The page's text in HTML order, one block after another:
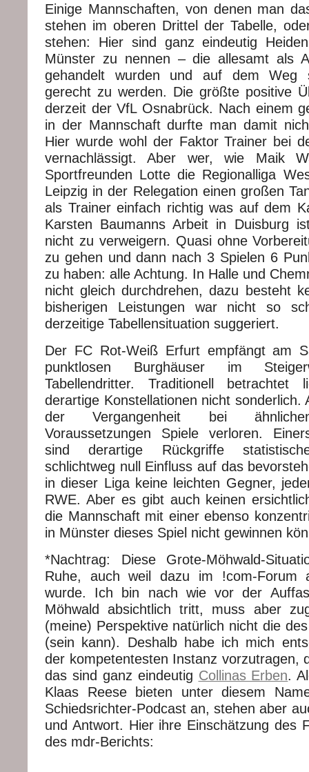
Einige Mannschaften, von denen man
stehen im oberen Drittel der Tabelle,
stehen: Hier sind ganz eindeutig
Münster zu nennen – die allesamt als
gehandelt wurden und auf dem Weg
gerecht zu werden. Die größte positive
derzeit der VfL Osnabrück. Nach einem
in der Mannschaft durfte man damit
Hier wurde wohl der Faktor Trainer bei
vernachlässigt. Aber wer, wie Maik
Sportfreunden Lotte die Regionalliga
Leipzig in der Relegation einen großen
als Trainer einfach richtig was auf dem
Karsten Baumanns Arbeit in Duisburg
nicht zu verweigern. Quasi ohne
zu gehen und dann nach 3 Spielen 6
zu haben: alle Achtung. In Halle und
nicht gleich durchdrehen, dazu besteht
bisherigen Leistungen war nicht so
derzeitige Tabellensituation suggeriert.
Der FC Rot-Weiß Erfurt empfängt am
punktlosen Burghäuser im
Tabellendritter. Traditionell betrachtet
derartige Konstellationen nicht sonderlich.
der Vergangenheit bei
Voraussetzungen Spiele verloren.
sind derartige Rückgriffe
schlichtweg null Einfluss auf das
in dieser Liga keine leichten Gegner,
RWE. Aber es gibt auch keinen
die Mannschaft mit einer ebenso
in Münster dieses Spiel nicht gewinnen
*Nachtrag: Diese Grote-Möhwald-
Ruhe, auch weil dazu im !com-Forum
wurde. Ich bin nach wie vor der
Möhwald absichtlich tritt, muss aber
(meine) Perspektive natürlich nicht die
(sein kann). Deshalb habe ich mich
der kompetentesten Instanz vorzutragen,
das sind ganz eindeutig Collinas Erben.
Klaas Reese bieten unter diesem
Schiedsrichter-Podcast an, stehen aber
und Antwort. Hier ihre Einschätzung des
des mdr-Berichts: